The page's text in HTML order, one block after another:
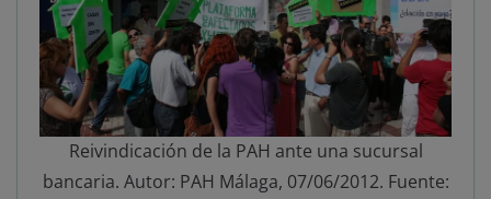
Reivindicación de la PAH ante una sucursal
bancaria. Autor: PAH Málaga, 07/06/2012. Fuente: